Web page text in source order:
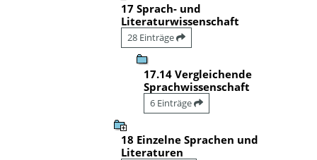
17 Sprach- und
Literaturwissenschaft
28 Einträge
17.14 Vergleichende
Sprachwissenschaft
6 Einträge
18 Einzelne Sprachen und
Literaturen